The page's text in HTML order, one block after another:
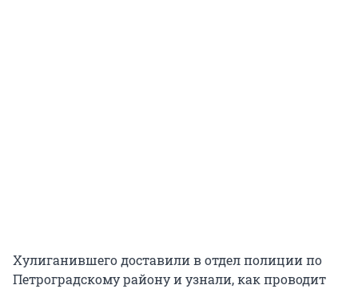
Хулиганившего доставили в отдел полиции по
Петроградскому району и узнали, как проводит